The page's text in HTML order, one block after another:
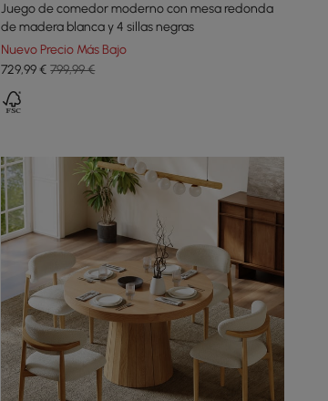
Juego de comedor moderno con mesa redonda
de madera blanca y 4 sillas negras
Nuevo Precio Más Bajo
729,99€ 799,99 €